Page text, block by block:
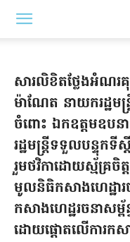
សារលិខិតថ្លែងអំណ
ម៉ាណែត នាយករដ្ឋមន្
ចំពោះ ឯកឧត្តមឧបនា
រដ្ឋមន្ត្រីទទួលបន្ទុកទី
រួមថវិកាដោយស្ម័គ្រ
មូលនិធិកសាងហេដ្ឋារ
កសាងហេដ្ឋរចនាសម្
ដោយផ្តោតលើការកសា